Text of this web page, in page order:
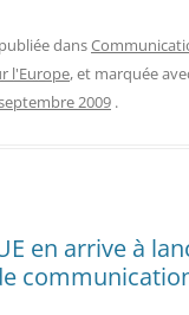
dans
l'Europe, et marquée
2009 .
en arrive à